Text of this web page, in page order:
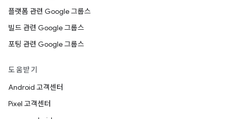
플랫폼 관련 Google 그룹스
빌드 관련 Google 그룹스
포팅 관련 Google 그룹스
도움받기
Android 고객센터
Pixel 고객센터